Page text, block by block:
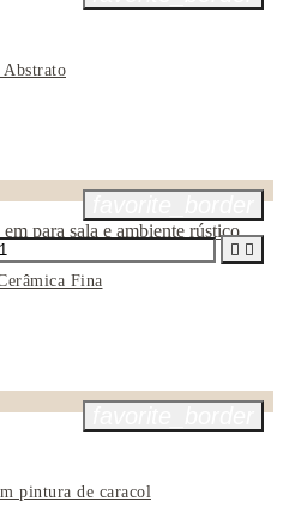
Abstrato
Fina
 
pintura de caracol